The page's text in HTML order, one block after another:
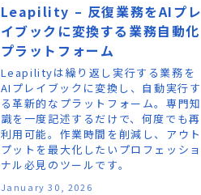
Leapility – 反復業務をAIプレ
イブックに変換する業務自動化
プラットフォーム
Leapilityは繰り返し実行する業務を
AIプレイブックに変換し、自動実行す
る革新的なプラットフォーム。専門知
識を一度記述するだけで、何度でも再
利用可能。作業時間を削減し、アウト
プットを最大化したいプロフェッショ
ナル必見のツールです。
January 30, 2026